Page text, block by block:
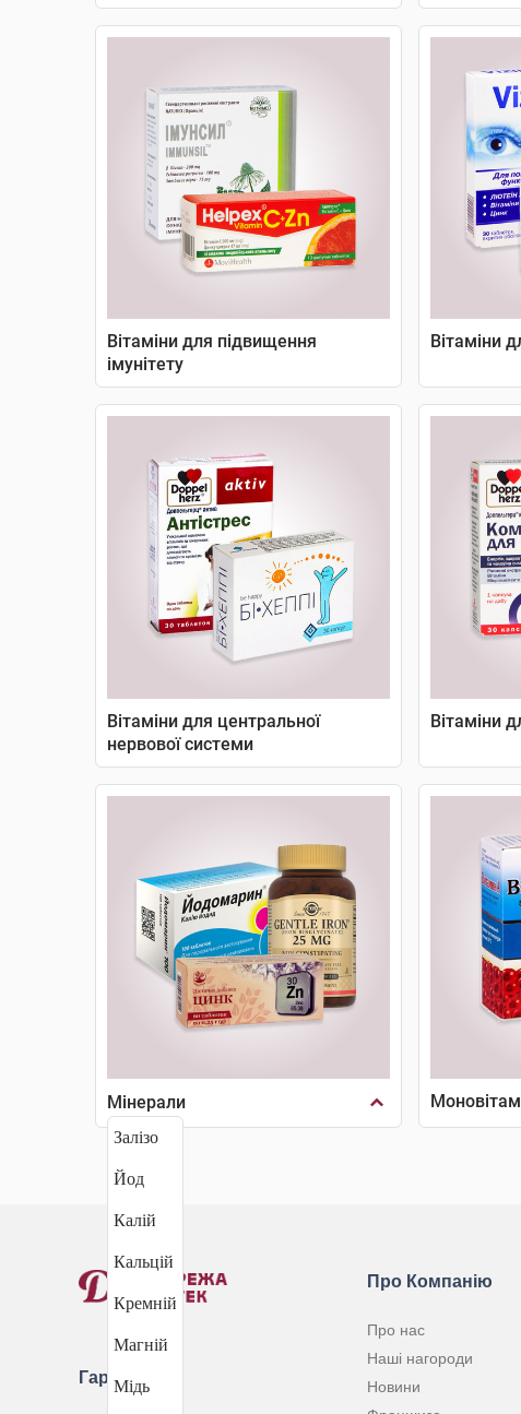
Вітаміни для підвищення
імунітету
Вітаміни
Вітаміни для центральної
нервової системи
Вітаміни
Мінерали
Залізо
Йод
Калій
Кальцій
Кремній
Магній
Мідь
Гаряча лінія
Про Компанію
Про нас
Наші нагороди
Новини